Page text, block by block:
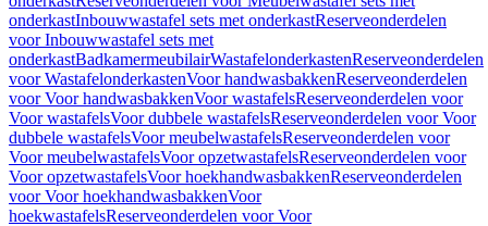
onderkastInbouwwastafel sets met onderkastReserveonderdelen
voor Inbouwwastafel sets met
onderkastBadkamermeubilairWastafelonderkastenReserveonderdelen
voor WastafelonderkastenVoor handwasbakkenReserveonderdelen
voor Voor handwasbakkenVoor wastafelsReserveonderdelen voor
Voor wastafelsVoor dubbele wastafelsReserveonderdelen voor Voor
dubbele wastafelsVoor meubelwastafelsReserveonderdelen voor
Voor meubelwastafelsVoor opzetwastafelsReserveonderdelen voor
Voor opzetwastafelsVoor hoekhandwasbakkenReserveonderdelen
voor Voor hoekhandwasbakkenVoor
hoekwastafelsReserveonderdelen voor Voor